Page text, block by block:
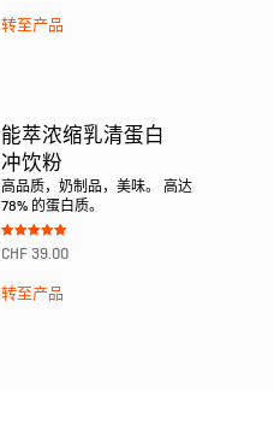
转至产品
能萃浓缩乳清蛋白
冲饮粉
高品质，奶制品，美味。 高达
78% 的蛋白质。
Bewertet mit
5.00
CHF 39.00
转至产品